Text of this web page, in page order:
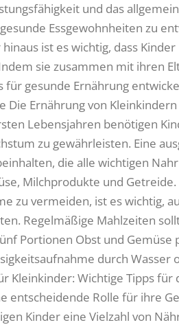
und das
Essgewohnheiten zu
ist es wichtig, dass
sie zusammen mit ihren
für gesunde Ernährung
Die Ernährung von
Lebensjahren benötigen
zu gewährleisten. Eine
die alle wichtigen
Milchprodukte und
zu vermeiden, ist es wichtig,
Regelmäßige Mahlzeiten
Portionen Obst und Gemüse
durch
Kleinkinder: Wichtige Tipps
entscheidende Rolle für ihre
Kinder eine Vielzahl von